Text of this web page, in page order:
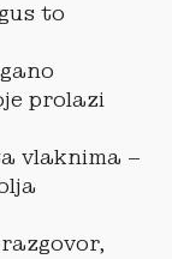
to
prolazi
vlaknima –